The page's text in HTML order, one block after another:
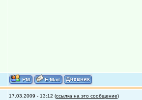
17.03.2009 - 13:12 (ссылка на это сообщение)